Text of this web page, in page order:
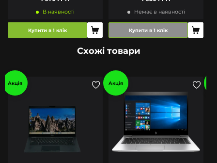
В наявності
Купити в 1 клік
Немає в наявності
Купити в 1 клік
Схожі товари
Акція Акція